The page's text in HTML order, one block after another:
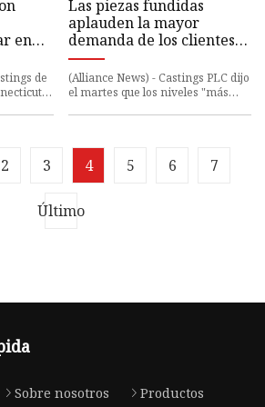
en
de
Las piezas fundidas
aplauden la mayor
demanda de los clientes
de vehículos comerciales
(Alliance News) - Castings PLC dijo
el martes que los niveles "más
2 3 4 5 6 7
Último
Sobre nosotros
Productos